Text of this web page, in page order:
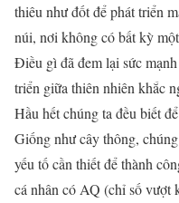
thiêu như đốt để phát triển
núi, nơi không có bất kỳ
Điều gì đã đem lại sức
triển giữa thiên nhiên khắc
Hầu hết chúng ta đều biết
Giống như cây thông,
yếu tố cần thiết để thành
cá nhân có AQ (chỉ số vượt